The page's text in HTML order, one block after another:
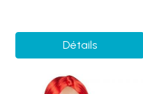
Détails